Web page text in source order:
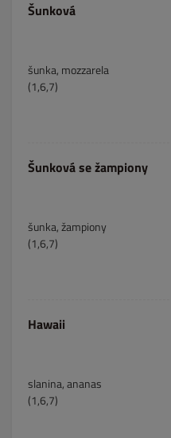
Šunková
šunka, mozzarela
(1,6,7)
Šunková se žampiony
šunka, žampiony
(1,6,7)
Hawaii
slanina, ananas
(1,6,7)